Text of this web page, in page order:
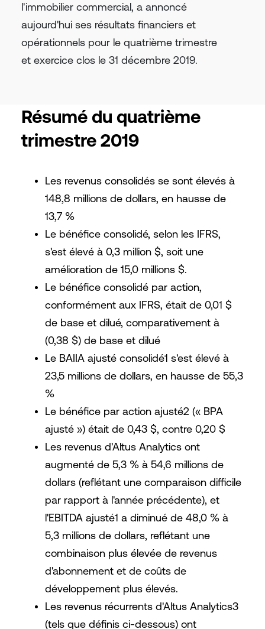
l'immobilier commercial, a annoncé
aujourd'hui ses résultats financiers et
opérationnels pour le quatrième trimestre
et exercice clos le 31 décembre 2019.
Résumé du quatrième
trimestre 2019
Les revenus consolidés se sont élevés à
148,8 millions de dollars, en hausse de
13,7 %
Le bénéfice consolidé, selon les IFRS,
s'est élevé à 0,3 million $, soit une
amélioration de 15,0 millions $.
Le bénéfice consolidé par action,
conformément aux IFRS, était de 0,01 $
de base et dilué, comparativement à
(0,38 $) de base et dilué
Le BAIIA ajusté consolidé1 s'est élevé à
23,5 millions de dollars, en hausse de 55,3
%
Le bénéfice par action ajusté2 (« BPA
ajusté ») était de 0,43 $, contre 0,20 $
Les revenus d'Altus Analytics ont
augmenté de 5,3 % à 54,6 millions de
dollars (reflétant une comparaison difficile
par rapport à l'année précédente), et
l'EBITDA ajusté1 a diminué de 48,0 % à
5,3 millions de dollars, reflétant une
combinaison plus élevée de revenus
d'abonnement et de coûts de
développement plus élevés.
Les revenus récurrents d'Altus Analytics3
(tels que définis ci-dessous) ont